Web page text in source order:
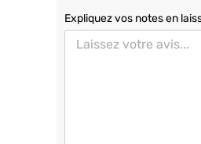
Expliquez vos notes en